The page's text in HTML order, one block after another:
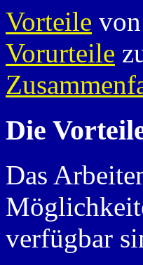
Vorteile
Vorurteile
Die
Das
verfügbar